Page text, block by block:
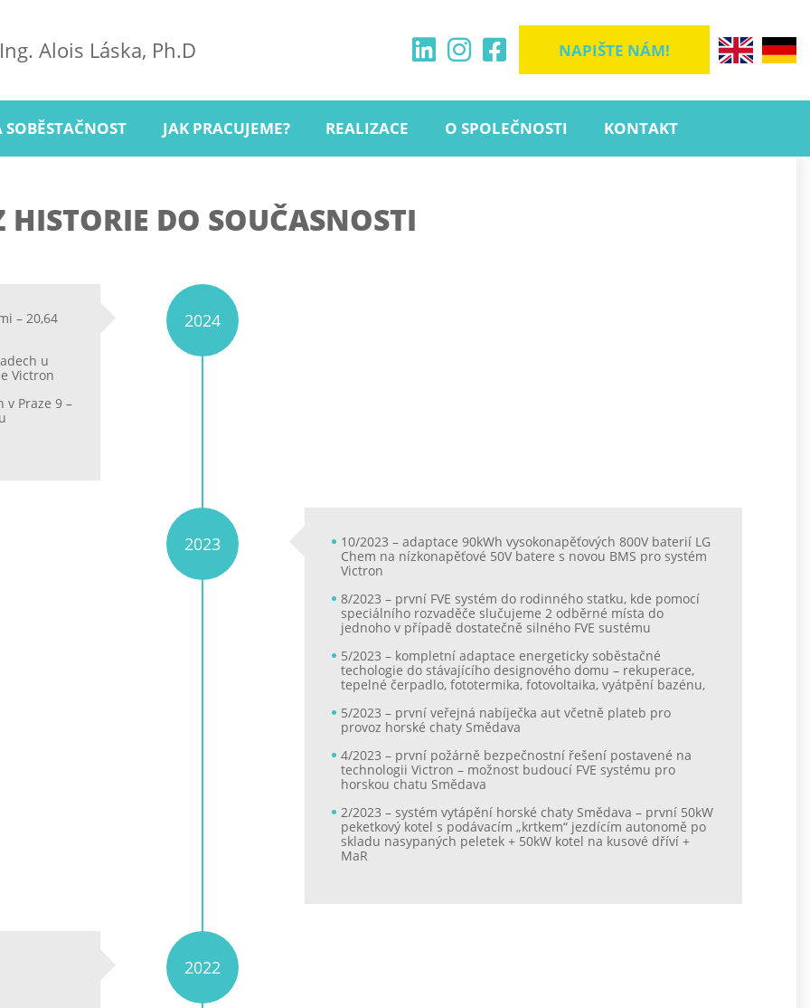
Ing. Alois Láska, Ph.D NAPIŠTE NÁM!
SOBĚSTAČNOST JAK PRACUJEME? REALIZACE O SPOLEČNOSTI KONTAKT
HISTORIE DO SOUČASNOSTI
2024
– 20,64
u
Victron
Praze 9 –
2023
10/2023 – adaptace 90kWh vysokonapěťových 800V baterií LG
Chem na nízkonapěťové 50V batere s novou BMS pro systém
Victron
8/2023 – první FVE systém do rodinného statku, kde pomocí
speciálního rozvaděče slučujeme 2 odběrné místa do
jednoho v případě dostatečně silného FVE sustému
5/2023 – kompletní adaptace energeticky soběstačné
techologie do stávajícího designového domu – rekuperace,
tepelné čerpadlo, fototermika, fotovoltaika, vyátpění bazénu,
5/2023 – první veřejná nabíječka aut včetně plateb pro
provoz horské chaty Smědava
4/2023 – první požárně bezpečnostní řešení postavené na
technologii Victron – možnost budoucí FVE systému pro
horskou chatu Smědava
2/2023 – systém vytápění horské chaty Smědava – první 50kW
peketkový kotel s podávacím „krtkem“ jezdícím autonomě po
skladu nasypaných peletek + 50kW kotel na kusové dříví +
MaR
2022